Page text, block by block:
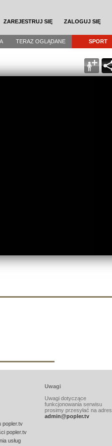
ZAREJESTRUJ SIĘ ZALOGUJ SIĘ
TERAZ OGLĄDANE SPORT
popler.tv
popler.tv
usług
Uwagi
Uwagi dotyczące
funkcjonowania serwisu
prosimy przesyłać na adres
admin@popler.tv